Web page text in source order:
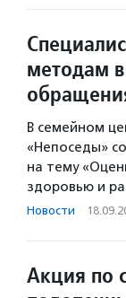
методам
В семейном
«Непоседы»
на тему
здоровью и
Новости ·
Акция по